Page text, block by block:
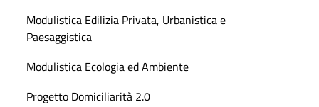
Modulistica Edilizia Privata, Urbanistica e
Paesaggistica
Modulistica Ecologia ed Ambiente
Progetto Domiciliarità 2.0